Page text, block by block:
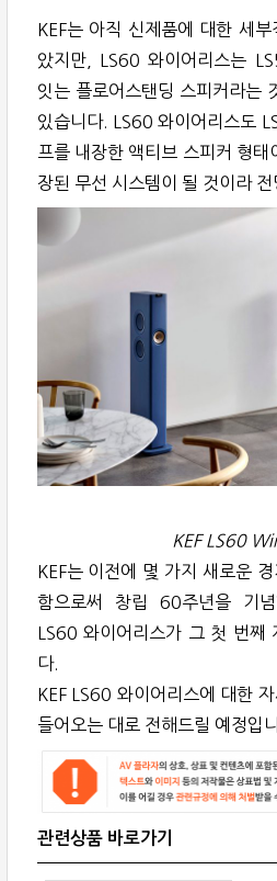
KEF는 아직 신제품에 대한 세
았지만, LS60 와이어리스는
잇는 플로어스탠딩 스피커라는
있습니다. LS60 와이어리스도
프를 내장한 액티브 스피커 형태
장된 무선 시스템이 될 것이라 전
KEF LS60
KEF는 이전에 몇 가지 새로운
함으로써 창립 60주년을 기념
LS60 와이어리스가 그 첫 번째
다.
KEF LS60 와이어리스에 대한
들어오는 대로 전해드릴 예정입